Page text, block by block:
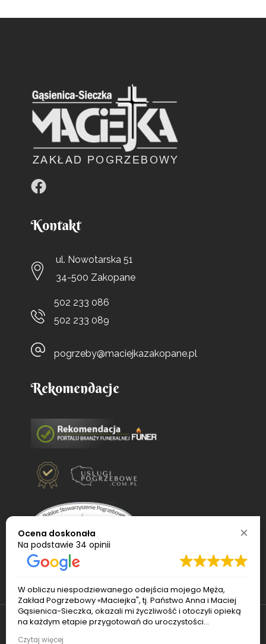
Kontakt
ul. Nowotarska 51
34-500 Zakopane
502 233 086
502 233 089
pogrzeby@maciejkazakopane.pl
Rekomendacje
© 2022
Ocena doskonała
Na podstawie 34 opinii
W obliczu niespodziewanego odejścia mojego Męża,
Zakład Pogrzebowy «Maciejka", tj. Państwo Anna i Maciej
Gąsienica-Sieczka, okazali mi życzliwość i otoczyli opieką
na każdym etapie przygotowań do uroczystości
Czytaj więcej